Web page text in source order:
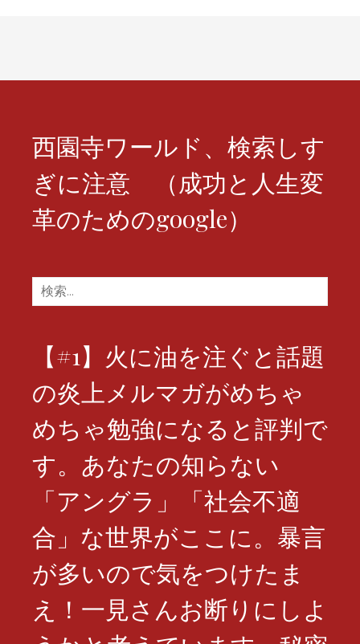
ョ
西園寺ワールド、検索しす
ぎに注意 （成功と人生変
革のためのgoogle）
検
索:
【#1】火に油を注ぐと話題
の炎上メルマガがめちゃ
めちゃ勉強になると評判で
す。あなたの知らない
「アングラ」「社会不適
合」な世界がここに。暴言
が多いので気をつけたま
え！一見さんお断りにしよ